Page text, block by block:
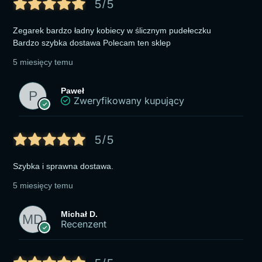
5/5
Zegarek bardzo ładny kobiecy w ślicznym pudełeczku
Bardzo szybka dostawa Polecam ten sklep
5 miesięcy temu
Paweł
Zweryfikowany kupujący
5/5
Szybka i sprawna dostawa.
5 miesięcy temu
Michał D.
Recenzent